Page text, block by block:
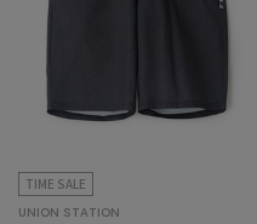
TIME SALE
UNION STATION